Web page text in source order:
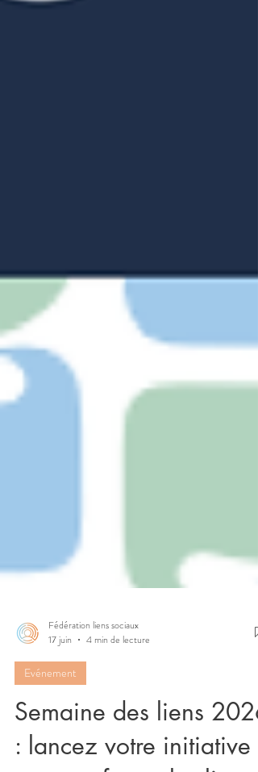
Fédération liens sociaux
17 juin
Evénement
Semaine des liens 2026